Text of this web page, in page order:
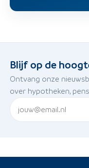
Blijf op de
Ontvang onze
over hypotheken,